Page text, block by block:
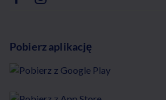
Pobierz aplikację